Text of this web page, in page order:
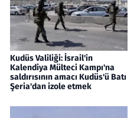
Kudüs Valiliği: İsrail'in
Kalendiya Mülteci Kampı'na
saldırısının amacı Kudüs'ü Batı
Şeria'dan izole etmek